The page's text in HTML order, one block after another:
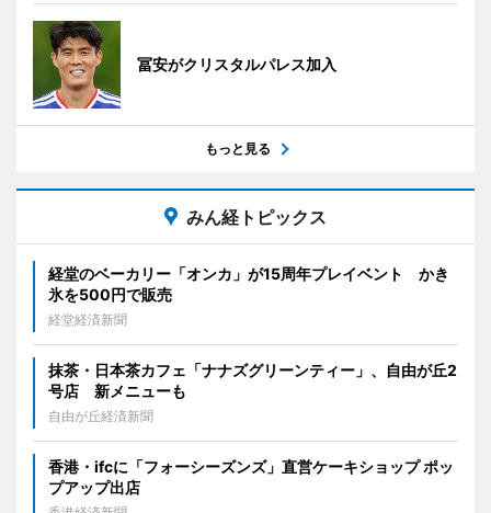
冨安がクリスタルパレス加入
もっと見る
みん経トピックス
経堂のベーカリー「オンカ」が15周年プレイベント かき
氷を500円で販売
経堂経済新聞
抹茶・日本茶カフェ「ナナズグリーンティー」、自由が丘2
号店 新メニューも
自由が丘経済新聞
香港・ifcに「フォーシーズンズ」直営ケーキショップ ポッ
プアップ出店